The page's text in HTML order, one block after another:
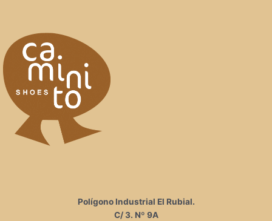
Polígono Industrial El Rubial.
C/ 3. Nº 9A